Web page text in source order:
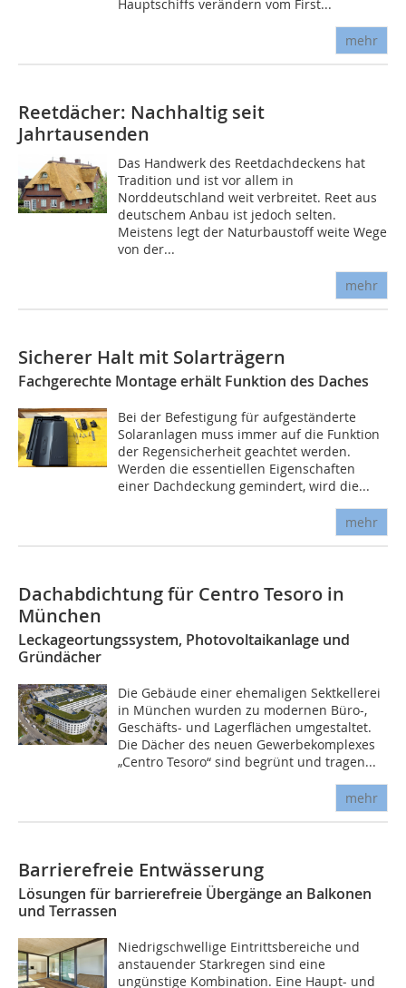
Hauptschiffs verändern vom First...
mehr
Reetdächer: Nachhaltig seit
Jahrtausenden
Das Handwerk des Reetdachdeckens hat
Tradition und ist vor allem in
Norddeutschland weit verbreitet. Reet aus
deutschem Anbau ist jedoch selten.
Meistens legt der Naturbaustoff weite Wege
von der...
mehr
Sicherer Halt mit Solarträgern
Fachgerechte Montage erhält Funktion des Daches
Bei der Befestigung für aufgeständerte
Solaranlagen muss immer auf die Funktion
der Regensicherheit geachtet werden.
Werden die essentiellen Eigenschaften
einer Dachdeckung gemindert, wird die...
mehr
Dachabdichtung für Centro Tesoro in
München
Leckageortungssystem, Photovoltaikanlage und
Gründächer
Die Gebäude einer ehemaligen Sektkellerei
in München wurden zu modernen Büro-,
Geschäfts- und Lagerflächen umgestaltet.
Die Dächer des neuen Gewerbekomplexes
„Centro Tesoro“ sind begrünt und tragen...
mehr
Barrierefreie Entwässerung
Lösungen für barrierefreie Übergänge an Balkonen
und Terrassen
Niedrigschwellige Eintrittsbereiche und
anstauender Starkregen sind eine
ungünstige Kombination. Eine Haupt- und